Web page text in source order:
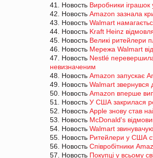
41. Новость Виробники
42. Новость Amazon зазнала
43. Новость Walmart
44. Новость Kraft Heinz
45. Новость Великі ритейлери
46. Новость Мережа Walmart
47. Новость Nestlé
невизначеним
48. Новость Amazon запускає
49. Новость Walmart звернувся
50. Новость Amazon вперше
51. Новость У США закрилася
52. Новость Apple знову став
53. Новость McDonald's
54. Новость Walmart
55. Новость Ритейлери у США
56. Новость Співробітники
57. Новость Покупці у всьому